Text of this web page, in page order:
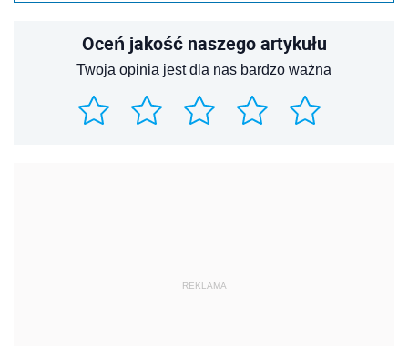
Oceń jakość naszego artykułu
Twoja opinia jest dla nas bardzo ważna
REKLAMA